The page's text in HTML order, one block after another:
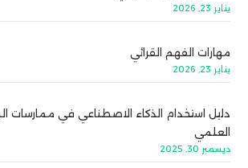
يناير 23, 2026
مهارات الفهم القرائي
يناير 23, 2026
دليل استخدام الذكاء الاصطناعي في ممارسات
العلمي
ديسمبر 30, 2025